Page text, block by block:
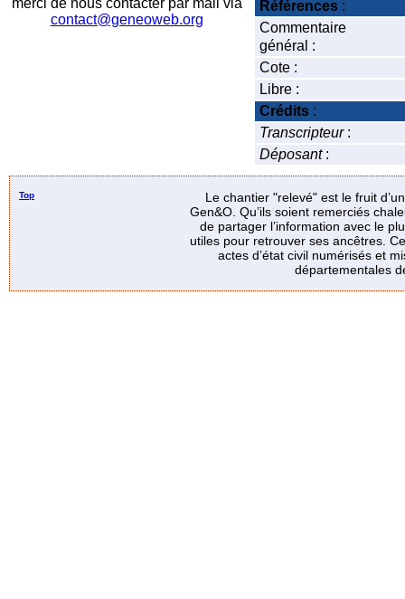
merci de nous contacter par mail via
contact@geneoweb.org
Références :
Commentaire
général :
Cote :
Libre :
Crédits :
Transcripteur:
Déposant:
Top
Le chantier "relevé" est le fruit
Gen&O. Qu’ils soient remerciés
de partager l’information avec le
utiles pour retrouver ses ancêtres.
actes d’état civil numérisés et
départementales